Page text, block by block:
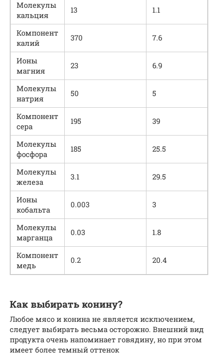
Молекулы
кальция
13 1.1
Компонент
калий
370 7.6
Ионы
магния
23 6.9
Молекулы
натрия
50 5
Компонент
сера
195 39
Молекулы
фосфора
185 25.5
Молекулы
железа
3.1 29.5
Ионы
кобальта
0.003 3
Молекулы
марганца
0.03 1.8
Компонент
медь
0.2 20.4
Как выбирать конину?
Любое мясо и конина не является исключением,
следует выбирать весьма осторожно. Внешний вид
продукта очень напоминает говядину, но при этом
имеет более темный оттенок